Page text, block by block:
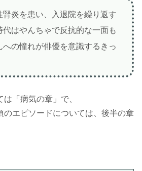
腎炎を患い、入退院を繰り返す
代はやんちゃで反抗的な一面も
への憧れが俳優を意識するきっ
「病気の章」で、
のエピソードについては、後半の章